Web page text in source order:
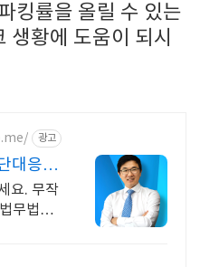
킹률을 올릴 수 있는
생황에 도움이 되시
광고
대응
요. 무작
무법인